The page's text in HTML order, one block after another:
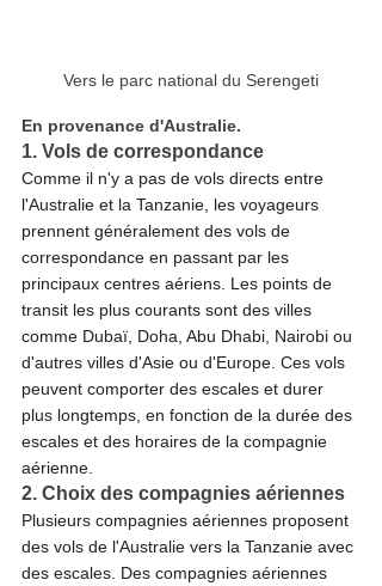
Vers le parc national du Serengeti
En provenance d'Australie.
1. Vols de correspondance
Comme il n'y a pas de vols directs entre
l'Australie et la Tanzanie, les voyageurs
prennent généralement des vols de
correspondance en passant par les
principaux centres aériens. Les points de
transit les plus courants sont des villes
comme Dubaï, Doha, Abu Dhabi, Nairobi ou
d'autres villes d'Asie ou d'Europe. Ces vols
peuvent comporter des escales et durer
plus longtemps, en fonction de la durée des
escales et des horaires de la compagnie
aérienne.
2. Choix des compagnies aériennes
Plusieurs compagnies aériennes proposent
des vols de l'Australie vers la Tanzanie avec
des escales. Des compagnies aériennes